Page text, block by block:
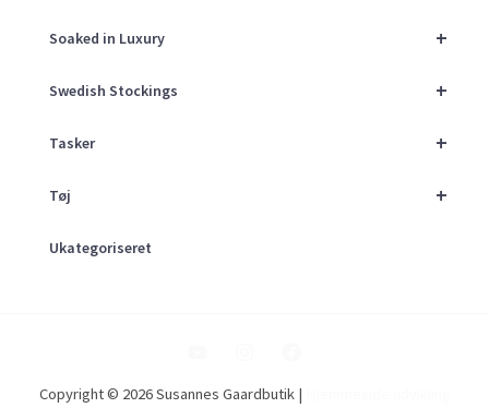
+
Soaked in Luxury
+
Swedish Stockings
+
Tasker
+
Tøj
Ukategoriseret
Copyright © 2026 Susannes Gaardbutik |